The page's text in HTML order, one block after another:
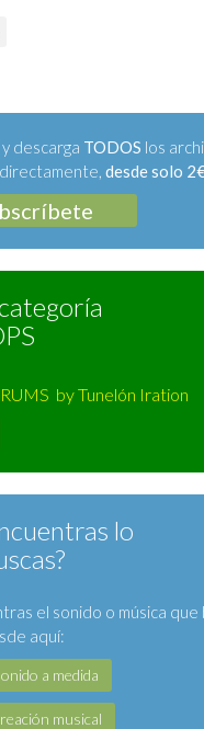
descarga TODOS los
directamente, desde solo
by Tunelón Iration
lo
el sonido o música que
aquí:
a medida
musical